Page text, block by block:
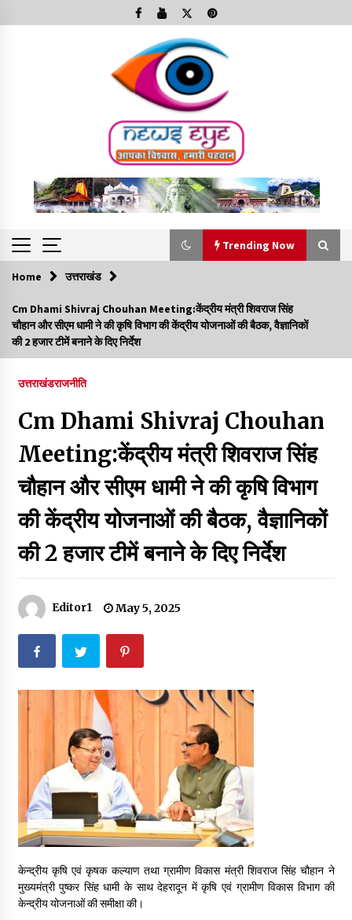
to
Trending Now
Trending Now
Minorities Rights Day : विश्व अल्पसंख्यक अधिकार दिवस
कार्यक्रम में शामिल हुए सीएम,आधुनिक मदरसों का नाम अब्दुल कलाम के नाम
पर रखने की घोषणा
September 7, 2023
Thought Of The Day 6 September
September 6, 2023
Thought Of The Day 18 May
May 17, 2022
Thought Of The Day 16 May
May 16, 2022
Thought Of The Day 14 May
May 14, 2022
Thought Of The Day 13 May
Thought Of The Day 12 May
Home उत्तराखंड
Cm Dhami Shivraj Chouhan Meeting:केंद्रीय मंत्री शिवराज सिंह
चौहान और सीएम धामी ने की कृषि विभाग की केंद्रीय योजनाओं की बैठक, वैज्ञानिकों
की 2 हजार टीमें बनाने के दिए निर्देश
उत्तराखंडराजनीति
Cm Dhami Shivraj Chouhan
Meeting:केंद्रीय मंत्री शिवराज सिंह
चौहान और सीएम धामी ने की कृषि विभाग
की केंद्रीय योजनाओं की बैठक, वैज्ञानिकों
की 2 हजार टीमें बनाने के दिए निर्देश
Editor1 May 5, 2025
केन्द्रीय कृषि एवं कृषक कल्याण तथा ग्रामीण विकास मंत्री शिवराज सिंह चौहान ने
मुख्यमंत्री पुष्कर सिंह धामी के साथ देहरादून में कृषि एवं ग्रामीण विकास विभाग की
केन्द्रीय योजनाओं की समीक्षा की।